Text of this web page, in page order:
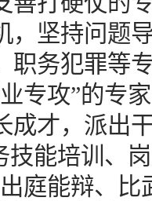
，坚持问题
职务犯罪等
专攻”的专
成才，派出
技能培训、
庭能辩、